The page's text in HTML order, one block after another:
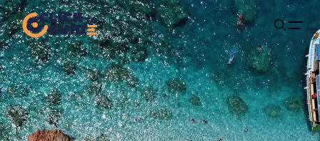
Skip to content